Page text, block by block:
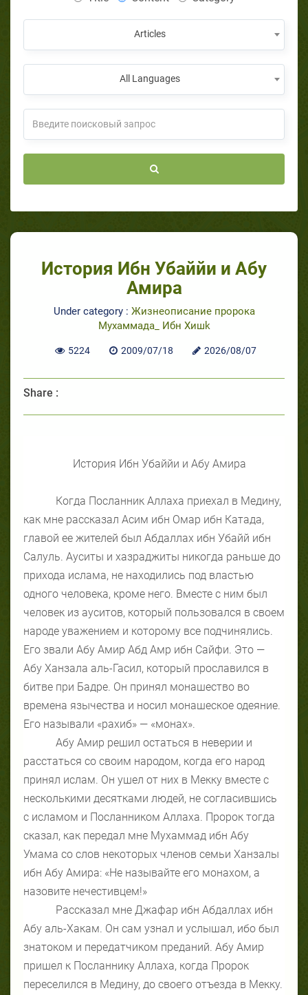
Articles
All Languages
История Ибн Убаййи и Абу
Амира
Under category : Жизнеописание пророка
Мухаммада_ Ибн Хишk
5224 2009/07/18 2026/08/07
Share :
История Ибн Убаййи и Абу Амира
Когда Посланник Аллаха приехал в Медину,
как мне рассказал Асим ибн Омар ибн Катада,
главой ее жителей был Абдаллах ибн Убайй ибн
Салуль. Ауситы и хазраджиты никогда раньше до
прихода ислама, не находились под властью
одного человека, кроме него. Вместе с ним был
человек из ауситов, который пользовался в своем
народе уважением и которому все подчинялись.
Его звали Абу Амир Абд Амр ибн Сайфи. Это —
Абу Ханзала аль-Гасил, который прославился в
битве при Бадре. Он принял монашество во
времена язычества и носил монашеское одеяние.
Его называли «рахиб» — «монах».
Абу Амир решил остаться в неверии и
расстаться со своим народом, когда его народ
принял ислам. Он ушел от них в Мекку вместе с
несколькими десятками людей, не согласившись
с исламом и Посланником Аллаха. Пророк тогда
сказал, как передал мне Мухаммад ибн Абу
Умама со слов некоторых членов семьи Ханзалы
ибн Абу Амира: «Не называйте его монахом, а
назовите нечестивцем!»
Рассказал мне Джафар ибн Абдаллах ибн
Абу аль-Хакам. Он сам узнал и услышал, ибо был
знатоком и передатчиком преданий. Абу Амир
пришел к Посланнику Аллаха, когда Пророк
переселился в Медину, до своего отъезда в Мекку.